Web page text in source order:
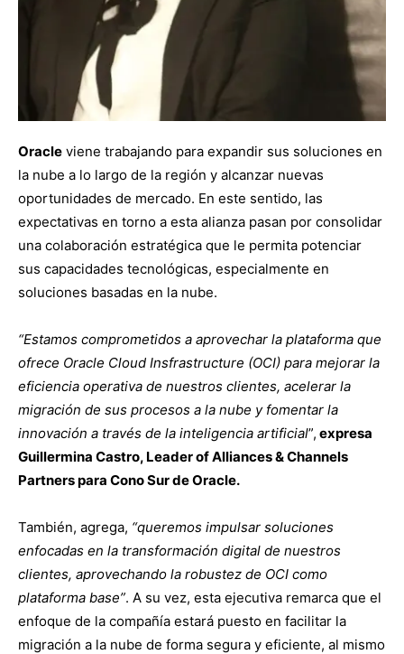
Oracle viene trabajando para expandir sus soluciones en
la nube a lo largo de la región y alcanzar nuevas
oportunidades de mercado. En este sentido, las
expectativas en torno a esta alianza pasan por consolidar
una colaboración estratégica que le permita potenciar
sus capacidades tecnológicas, especialmente en
soluciones basadas en la nube.
“Estamos comprometidos a aprovechar la plataforma que
ofrece Oracle Cloud Insfrastructure (OCI) para mejorar la
eficiencia operativa de nuestros clientes, acelerar la
migración de sus procesos a la nube y fomentar la
innovación a través de la inteligencia artificial”, expresa
Guillermina Castro, Leader of Alliances & Channels
Partners para Cono Sur de Oracle.
También, agrega, “queremos impulsar soluciones
enfocadas en la transformación digital de nuestros
clientes, aprovechando la robustez de OCI como
plataforma base”. A su vez, esta ejecutiva remarca que el
enfoque de la compañía estará puesto en facilitar la
migración a la nube de forma segura y eficiente, al mismo